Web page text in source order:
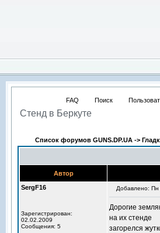
FAQ Поиск
Стенд в Беркуте
Список форумов GUNS.DP.UA ->
Автор
SergF16
Зарегистрирован:
02.02.2009
Сообщения: 5
Добавлено:
Дорогие
на их стенде
загорелся